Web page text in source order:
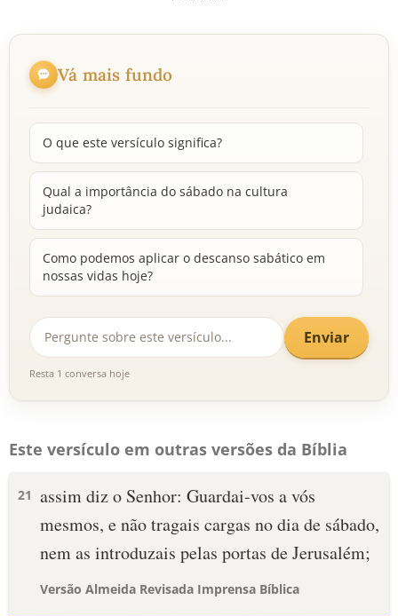
Vá mais fundo
O que este versículo significa?
Qual a importância do sábado na cultura
judaica?
Como podemos aplicar o descanso sabático em
nossas vidas hoje?
Enviar
Resta 1 conversa hoje
Este versículo em outras versões da Bíblia
21 assim diz o Senhor: Guardai-vos a vós
mesmos, e não tragais cargas no dia de sábado,
nem as introduzais pelas portas de Jerusalém;
Versão Almeida Revisada Imprensa Bíblica